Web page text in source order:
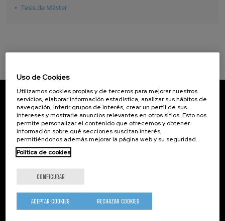
Tesis de Máster
CIC nanoGUNE
Tolosa Hiribidea, 76
E-20018 Donostia / San Sebastian
+34 9... Ver teléfono·nano@nanogune.eu
Subscribe to our Newsletter
nanoGUNE
Investigación
Formación
Uso de Cookies
Utilizamos cookies propias y de terceros para mejorar nuestros
servicios, elaborar información estadística, analizar sus hábitos de
navegación, inferir grupos de interés, crear un perfil de sus
intereses y mostrarle anuncios relevantes en otros sitios. Esto nos
permite personalizar el contenido que ofrecemos y obtener
información sobre qué secciones suscitan interés,
permitiéndonos además mejorar la página web y su seguridad.
Política de cookies
CONFIGURAR
RECHAZAR COOKIES
ACEPTAR COOKIES